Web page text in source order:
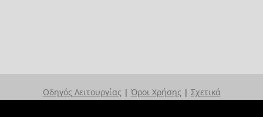
Οδηγός Λειτουργίας | Όροι Χρήσης | Σχετικά